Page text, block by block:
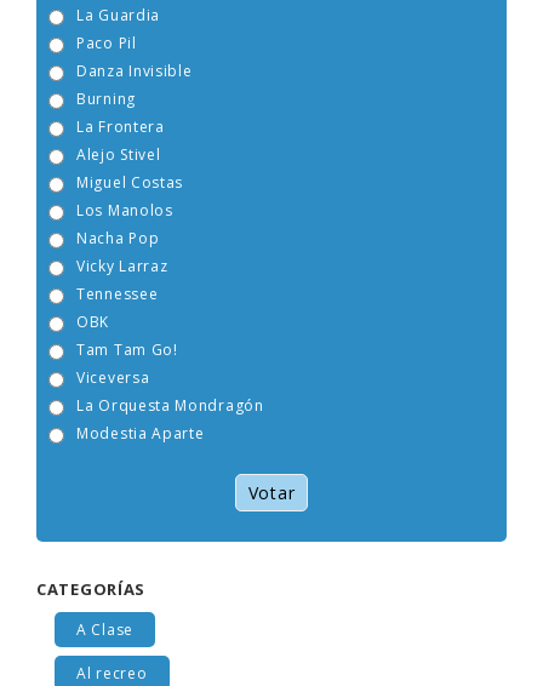
La Guardia
Paco Pil
Danza Invisible
Burning
La Frontera
Alejo Stivel
Miguel Costas
Los Manolos
Nacha Pop
Vicky Larraz
Tennessee
OBK
Tam Tam Go!
Viceversa
La Orquesta Mondragón
Modestia Aparte
Votar
CATEGORÍAS
A Clase
Al recreo